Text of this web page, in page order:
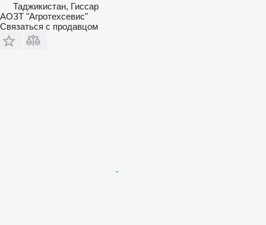
Таджикистан, Гиссар
АОЗТ "Агротехсевис"
Связаться с продавцом